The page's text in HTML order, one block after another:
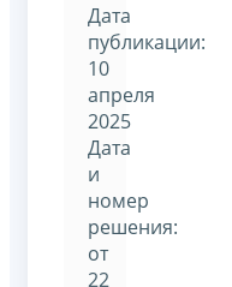
Дата
публикации:
10
апреля
2025
Дата
и
номер
решения:
от
22